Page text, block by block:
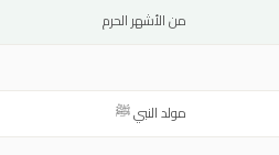
من الأشهر الحرم
مولد النبي ﷺ